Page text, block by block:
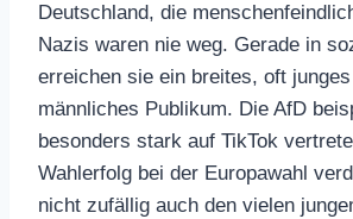
Deutschland, die
Nazis waren nie weg. Gerade in
erreichen sie ein breites, oft junges
männliches Publikum. Die AfD
besonders stark auf TikTok
Wahlerfolg bei der Europawahl
nicht zufällig auch den vielen